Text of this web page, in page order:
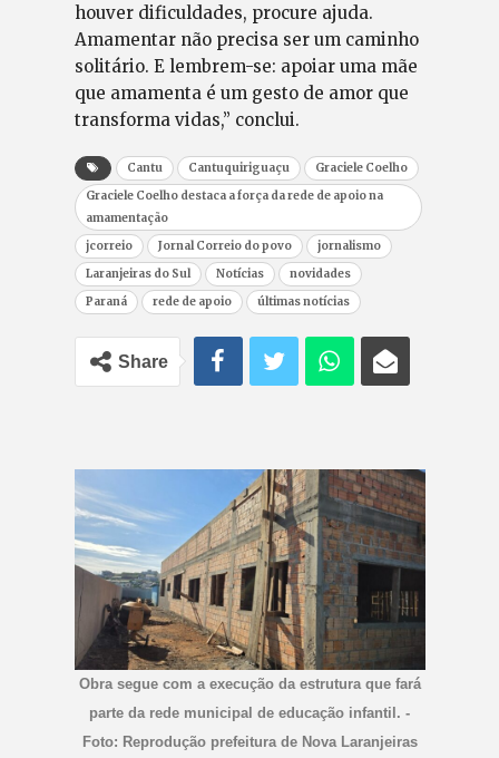
houver dificuldades, procure ajuda.
Amamentar não precisa ser um caminho
solitário. E lembrem-se: apoiar uma mãe
que amamenta é um gesto de amor que
transforma vidas,” conclui.
Cantu Cantuquiriguaçu
Graciele Coelho
Graciele Coelho destaca a força da rede de apoio na
amamentação
jcorreio
Jornal Correio do povo
jornalismo
Laranjeiras do Sul
Notícias
novidades
Paraná
rede de apoio últimas notícias
Share
Obra segue com a execução da estrutura que fará
parte da rede municipal de educação infantil. -
Foto: Reprodução prefeitura de Nova Laranjeiras